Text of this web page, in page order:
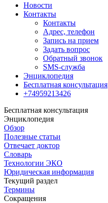
Новости
Контакты
Контакты
Адрес, телефон
Запись на прием
Задать вопрос
Обратный звонок
SMS-служба
Энциклопедия
Бесплатная консультация
+74959213426
Бесплатная консультация
Энциклопедия
Обзор
Полезные статьи
Отвечает доктор
Словарь
Технологии ЭКО
Юридическая информация
Текущий раздел
Термины
Сокращения